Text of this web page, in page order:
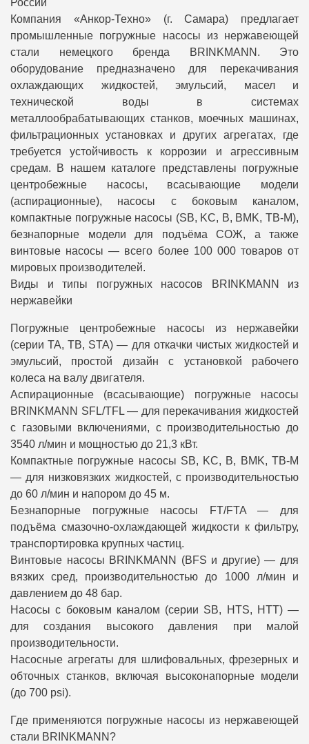
России
Компания «Анкор-Техно» (г. Самара) предлагает
промышленные погружные насосы из нержавеющей
стали немецкого бренда BRINKMANN. Это
оборудование предназначено для перекачивания
охлаждающих жидкостей, эмульсий, масел и
технической воды в системах
металлообрабатывающих станков, моечных машинах,
фильтрационных установках и других агрегатах, где
требуется устойчивость к коррозии и агрессивным
средам. В нашем каталоге представлены погружные
центробежные насосы, всасывающие модели
(аспирационные), насосы с боковым каналом,
компактные погружные насосы (SB, KC, B, BMK, TB-M),
безнапорные модели для подъёма СОЖ, а также
винтовые насосы — всего более 100 000 товаров от
мировых производителей.
Виды и типы погружных насосов BRINKMANN из
нержавейки
Погружные центробежные насосы из нержавейки
(серии TA, TB, STA) — для откачки чистых жидкостей и
эмульсий, простой дизайн с установкой рабочего
колеса на валу двигателя.
Аспирационные (всасывающие) погружные насосы
BRINKMANN SFL/TFL — для перекачивания жидкостей
с газовыми включениями, с производительностью до
3540 л/мин и мощностью до 21,3 кВт.
Компактные погружные насосы SB, KC, B, BMK, TB-M
— для низковязких жидкостей, с производительностью
до 60 л/мин и напором до 45 м.
Безнапорные погружные насосы FT/FTA — для
подъёма смазочно-охлаждающей жидкости к фильтру,
транспортировка крупных частиц.
Винтовые насосы BRINKMANN (BFS и другие) — для
вязких сред, производительностью до 1000 л/мин и
давлением до 48 бар.
Насосы с боковым каналом (серии SB, HTS, HTT) —
для создания высокого давления при малой
производительности.
Насосные агрегаты для шлифовальных, фрезерных и
обточных станков, включая высоконапорные модели
(до 700 psi).
Где применяются погружные насосы из нержавеющей
стали BRINKMANN?